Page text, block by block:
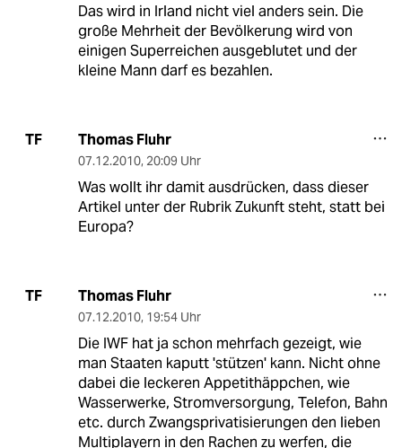
Das wird in Irland nicht viel anders sein. Die
große Mehrheit der Bevölkerung wird von
einigen Superreichen ausgeblutet und der
kleine Mann darf es bezahlen.
TF Thomas Fluhr
07.12.2010, 20:09 Uhr
Was wollt ihr damit ausdrücken, dass dieser
Artikel unter der Rubrik Zukunft steht, statt bei
Europa?
TF Thomas Fluhr
07.12.2010, 19:54 Uhr
Die IWF hat ja schon mehrfach gezeigt, wie
man Staaten kaputt 'stützen' kann. Nicht ohne
dabei die leckeren Appetithäppchen, wie
Wasserwerke, Stromversorgung, Telefon, Bahn
etc. durch Zwangsprivatisierungen den lieben
Multiplayern in den Rachen zu werfen, die